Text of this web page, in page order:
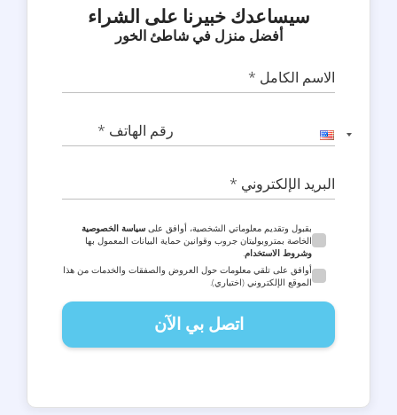
سيساعدك خبيرنا على الشراء
أفضل منزل في شاطئ الخور
الاسم الكامل *
رقم الهاتف *
البريد الإلكتروني *
بقبول وتقديم معلوماتي الشخصية، أوافق على سياسة الخصوصية
الخاصة بمتروبوليتان جروب وقوانين حماية البيانات المعمول بها
وشروط الاستخدام.
أوافق على تلقي معلومات حول العروض والصفقات والخدمات من هذا
الموقع الإلكتروني (اختياري).
اتصل بي الآن